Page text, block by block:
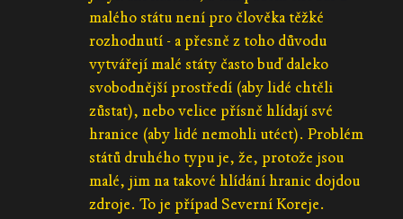
malého státu není pro člověka těžké
rozhodnutí - a přesně z toho důvodu
vytvářejí malé státy často buď daleko
svobodnější prostředí (aby lidé chtěli
zůstat), nebo velice přísně hlídají své
hranice (aby lidé nemohli utéct). Problém
států druhého typu je, že, protože jsou
malé, jim na takové hlídání hranic dojdou
zdroje. To je případ Severní Koreje.